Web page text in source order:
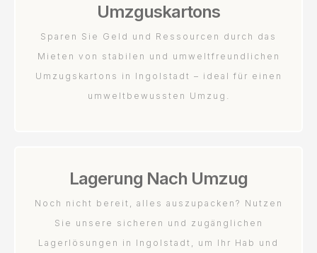
Umzguskartons
Sparen Sie Geld und Ressourcen durch das
Mieten von stabilen und umweltfreundlichen
Umzugskartons in Ingolstadt – ideal für einen
umweltbewussten Umzug.
Lagerung Nach Umzug
Noch nicht bereit, alles auszupacken? Nutzen
Sie unsere sicheren und zugänglichen
Lagerlösungen in Ingolstadt, um Ihr Hab und